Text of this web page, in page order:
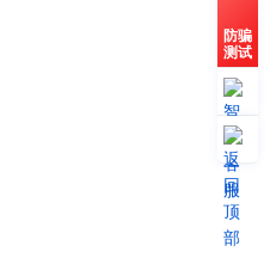
防骗
测试